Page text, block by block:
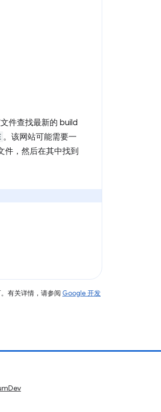
件查找最新的 build
。该网站可能需要一
件，然后在其中找到
有关详情，请参阅 Google 开发